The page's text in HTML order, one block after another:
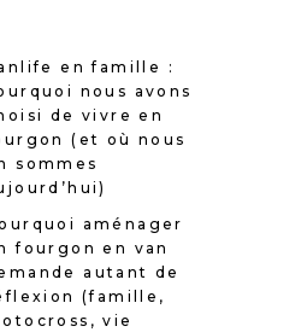
en famille :
nous avons
de vivre en
(et où nous
sommes
aménager
fourgon en van
autant de
(famille,
vie